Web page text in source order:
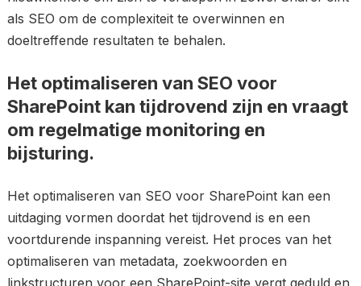
als SEO om de complexiteit te overwinnen en
doeltreffende resultaten te behalen.
Het optimaliseren van SEO voor
SharePoint kan tijdrovend zijn en vraagt
om regelmatige monitoring en
bijsturing.
Het optimaliseren van SEO voor SharePoint kan een
uitdaging vormen doordat het tijdrovend is en een
voortdurende inspanning vereist. Het proces van het
optimaliseren van metadata, zoekwoorden en
linkstructuren voor een SharePoint-site vergt geduld en